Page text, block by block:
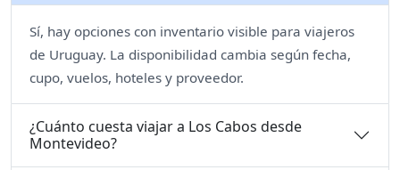
Sí, hay opciones con inventario visible para viajeros
de Uruguay. La disponibilidad cambia según fecha,
cupo, vuelos, hoteles y proveedor.
¿Cuánto cuesta viajar a Los Cabos desde
Montevideo?